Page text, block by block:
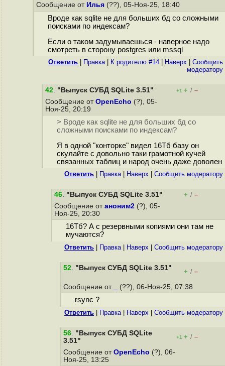
Сообщение от Илья (??), 05-Ноя-25, 18:40
Вроде как sqlite не для больших бд со сложными
поисками по индексам?
Если о таком задумываешься - наверное надо
смотреть в сторону postgres или mssql
Ответить Правка| К родителю #14 Наверх
Cообщить
модератору
42. "Выпуск СУБД SQLite 3.51" +1 + / –
Сообщение от OpenEcho (?), 05-
Ноя-25, 20:19
> Вроде как sqlite не для больших бд со
сложными поисками по индексам?
Я в одной "конторке" видел 16Тб базу он
скулайте с довольно таки грамотной кучей
связанных таблиц и народ очень даже доволен
Ответить Правка| Наверх Cообщить модератору
46. "Выпуск СУБД SQLite 3.51" + / –
Сообщение от аноним2 (?), 05-
Ноя-25, 20:30
16Тб? А с резервными копиями они там не
мучаются?
Ответить Правка| Наверх Cообщить модератору
52. "Выпуск СУБД SQLite 3.51" + / –
Сообщение от (??), 06-Ноя-25, 07:38
rsync ?
Ответить Правка| Наверх Cообщить модератору
56. "Выпуск СУБД SQLite
3.51"
+1 + / –
Сообщение от OpenEcho (?), 06-
Ноя-25, 13:25